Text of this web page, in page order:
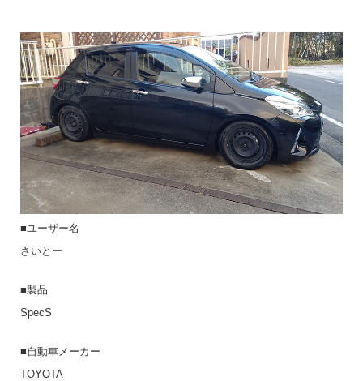
■ユーザー名
さいとー
■製品
SpecS
■自動車メーカー
TOYOTA